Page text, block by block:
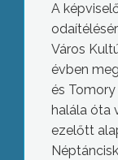
A
Város
évben
és
halála óta
ezelőtt